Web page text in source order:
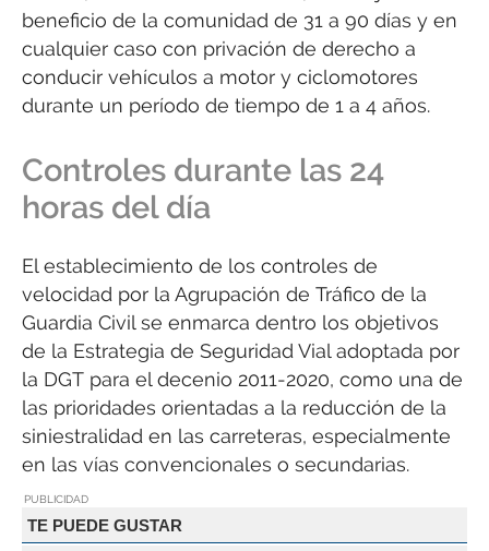
beneficio de la comunidad de 31 a 90 días y en
cualquier caso con privación de derecho a
conducir vehículos a motor y ciclomotores
durante un período de tiempo de 1 a 4 años.
Controles durante las 24
horas del día
El establecimiento de los controles de
velocidad por la Agrupación de Tráfico de la
Guardia Civil se enmarca dentro los objetivos
de la Estrategia de Seguridad Vial adoptada por
la DGT para el decenio 2011-2020, como una de
las prioridades orientadas a la reducción de la
siniestralidad en las carreteras, especialmente
en las vías convencionales o secundarias.
PUBLICIDAD
TE PUEDE GUSTAR